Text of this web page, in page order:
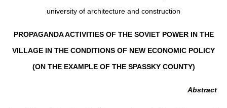
university of architecture and construction
PROPAGANDA ACTIVITIES OF THE SOVIET POWER IN THE
VILLAGE IN THE CONDITIONS OF NEW ECONOMIC POLICY
(ON THE EXAMPLE OF THE SPASSKY COUNTY)
Abstract